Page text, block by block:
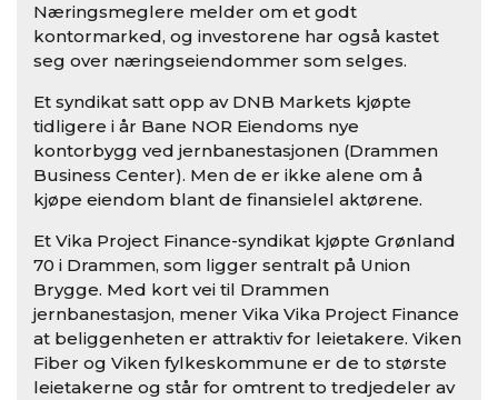
Næringsmeglere melder om et godt
kontormarked, og investorene har også kastet
seg over næringseiendommer som selges.
Et syndikat satt opp av DNB Markets kjøpte
tidligere i år Bane NOR Eiendoms nye
kontorbygg ved jernbanestasjonen (Drammen
Business Center). Men de er ikke alene om å
kjøpe eiendom blant de finansielel aktørene.
Et Vika Project Finance-syndikat kjøpte Grønland
70 i Drammen, som ligger sentralt på Union
Brygge. Med kort vei til Drammen
jernbanestasjon, mener Vika Vika Project Finance
at beliggenheten er attraktiv for leietakere. Viken
Fiber og Viken fylkeskommune er de to største
leietakerne og står for omtrent to tredjedeler av